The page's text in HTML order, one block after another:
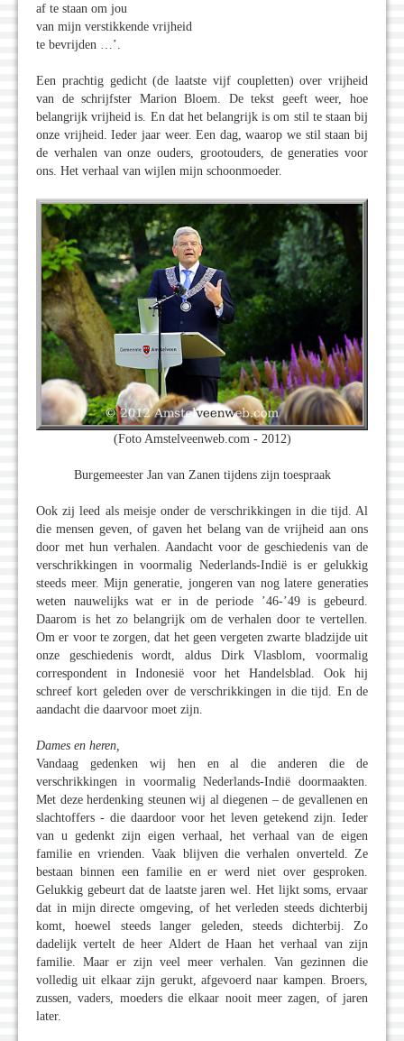
af te staan om jou
van mijn verstikkende vrijheid
te bevrijden …’.
Een prachtig gedicht (de laatste vijf coupletten) over vrijheid
van de schrijfster Marion Bloem. De tekst geeft weer, hoe
belangrijk vrijheid is. En dat het belangrijk is om stil te staan bij
onze vrijheid. Ieder jaar weer. Een dag, waarop we stil staan bij
de verhalen van onze ouders, grootouders, de generaties voor
ons. Het verhaal van wijlen mijn schoonmoeder.
(Foto Amstelveenweb.com - 2012)
Burgemeester Jan van Zanen tijdens zijn toespraak
Ook zij leed als meisje onder de verschrikkingen in die tijd. Al
die mensen geven, of gaven het belang van de vrijheid aan ons
door met hun verhalen. Aandacht voor de geschiedenis van de
verschrikkingen in voormalig Nederlands-Indië is er gelukkig
steeds meer. Mijn generatie, jongeren van nog latere generaties
weten nauwelijks wat er in de periode ’46-’49 is gebeurd.
Daarom is het zo belangrijk om de verhalen door te vertellen.
Om er voor te zorgen, dat het geen vergeten zwarte bladzijde uit
onze geschiedenis wordt, aldus Dirk Vlasblom, voormalig
correspondent in Indonesië voor het Handelsblad. Ook hij
schreef kort geleden over de verschrikkingen in die tijd. En de
aandacht die daarvoor moet zijn.
Dames en heren,
Vandaag gedenken wij hen en al die anderen die de
verschrikkingen in voormalig Nederlands-Indië doormaakten.
Met deze herdenking steunen wij al diegenen – de gevallenen en
slachtoffers - die daardoor voor het leven getekend zijn. Ieder
van u gedenkt zijn eigen verhaal, het verhaal van de eigen
familie en vrienden. Vaak blijven die verhalen onverteld. Ze
bestaan binnen een familie en er werd niet over gesproken.
Gelukkig gebeurt dat de laatste jaren wel. Het lijkt soms, ervaar
dat in mijn directe omgeving, of het verleden steeds dichterbij
komt, hoewel steeds langer geleden, steeds dichterbij. Zo
dadelijk vertelt de heer Aldert de Haan het verhaal van zijn
familie. Maar er zijn veel meer verhalen. Van gezinnen die
volledig uit elkaar zijn gerukt, afgevoerd naar kampen. Broers,
zussen, vaders, moeders die elkaar nooit meer zagen, of jaren
later.